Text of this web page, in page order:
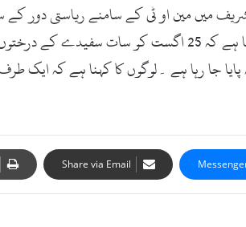
شریف میں مین او ٹی کے سامنے ریاستی دور
کے لئے ایک درخت پر اشتہار اویزاں کردیا گیا ہے اور
جا رہا ہے ۔لوگوں کا کہنا ہے کہ ایک
Share via Email